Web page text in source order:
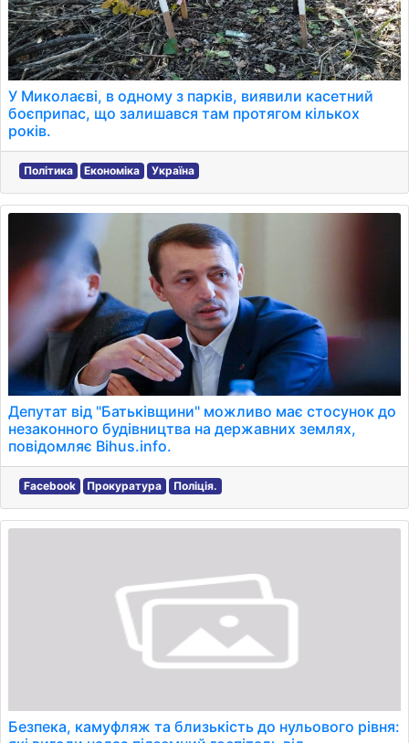
У Миколаєві, в одному з парків, виявили касетний
боєприпас, що залишався там протягом кількох
років.
Політика Економіка Україна
Депутат від "Батьківщини" можливо має стосунок до
незаконного будівництва на державних землях,
повідомляє Bihus.info.
Facebook Прокуратура Поліція.
Безпека, камуфляж та близькість до нульового рівня: